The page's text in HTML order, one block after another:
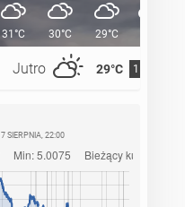
Jutro 29°C 15°C
31°C 30°C 29°C
7 SIERPNIA, 22:00